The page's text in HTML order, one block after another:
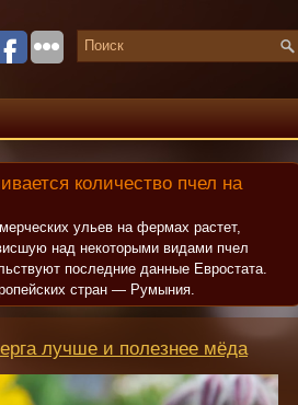
количество пчел на
ульев на фермах растет,
над некоторыми видами пчел
последние данные Евростата.
стран — Румыния.
лучше и полезнее мёда